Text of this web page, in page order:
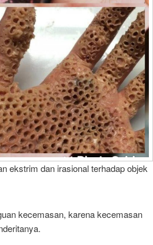
ekstrim dan irasional terhadap objek
kecemasan, karena kecemasan